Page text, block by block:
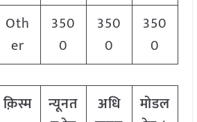
Oth
er
350
0
350
0
350
0
क़िस्म
न्यूनत
अधि
मोडल